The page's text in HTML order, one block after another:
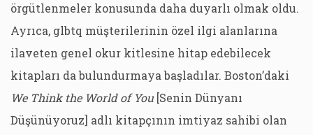
örgütlenmeler konusunda daha duyarlı olmak oldu.
Ayrıca, glbtq müşterilerinin özel ilgi alanlarına
ilaveten genel okur kitlesine hitap edebilecek
kitapları da bulundurmaya başladılar. Boston’daki
We Think the World of You[Senin Dünyanı
Düşünüyoruz] adlı kitapçının imtiyaz sahibi olan